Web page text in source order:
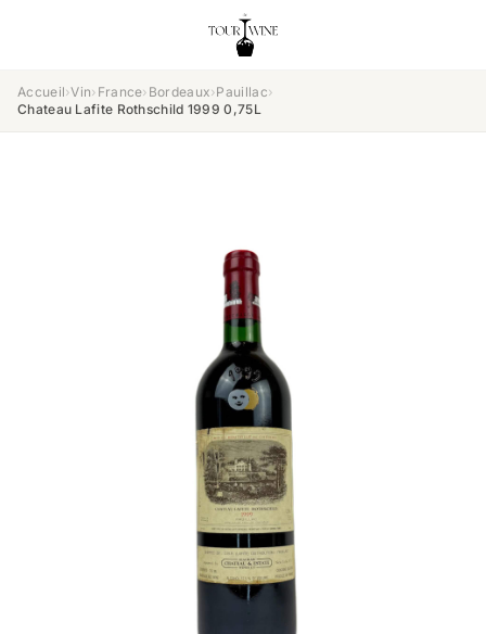
Accueil›Vin› France› Bordeaux›Pauillac›
Chateau Lafite Rothschild 1999 0,75L